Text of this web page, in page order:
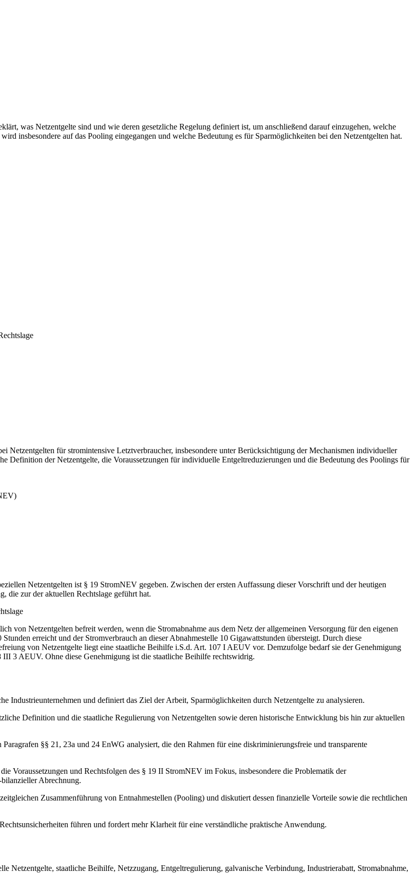
was Netzentgelte sind und wie deren gesetzliche Regelung definiert ist, um anschließend darauf einzugehen, welche
insbesondere auf das Pooling eingegangen und welche Bedeutung es für Sparmöglichkeiten bei den Netzentgelten hat.
Netzentgelten für stromintensive Letztverbraucher, insbesondere unter Berücksichtigung der Mechanismen individueller
Definition der Netzentgelte, die Voraussetzungen für individuelle Entgeltreduzierungen und die Bedeutung des Poolings für
Netzentgelten ist § 19 StromNEV gegeben. Zwischen der ersten Auffassung dieser Vorschrift und der heutigen
die zur der aktuellen Rechtslage geführt hat.
von Netzentgelten befreit werden, wenn die Stromabnahme aus dem Netz der allgemeinen Versorgung für den eigenen
erreicht und der Stromverbrauch an dieser Abnahmestelle 10 Gigawattstunden übersteigt. Durch diese
von Netzentgelte liegt eine staatliche Beihilfe i.S.d. Art. 107 I AEUV vor. Demzufolge bedarf sie der Genehmigung
3 AEUV. Ohne diese Genehmigung ist die staatliche Beihilfe rechtswidrig.
Industrieunternehmen und definiert das Ziel der Arbeit, Sparmöglichkeiten durch Netzentgelte zu analysieren.
Definition und die staatliche Regulierung von Netzentgelten sowie deren historische Entwicklung bis hin zur aktuellen
Paragrafen §§ 21, 23a und 24 EnWG analysiert, die den Rahmen für eine diskriminierungsfreie und transparente
Voraussetzungen und Rechtsfolgen des § 19 II StromNEV im Fokus, insbesondere die Problematik der
Abrechnung.
Zusammenführung von Entnahmestellen (Pooling) und diskutiert dessen finanzielle Vorteile sowie die rechtlichen
führen und fordert mehr Klarheit für eine verständliche praktische Anwendung.
Netzentgelte, staatliche Beihilfe, Netzzugang, Entgeltregulierung, galvanische Verbindung, Industrierabatt, Stromabnahme,